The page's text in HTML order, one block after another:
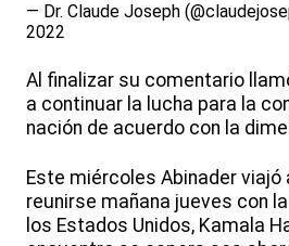
— Dr. Claude Joseph
2022
Al finalizar su comentario
a continuar la lucha para la
nación de acuerdo con la
Este miércoles Abinader viajó
reunirse mañana jueves con
los Estados Unidos, Kamala